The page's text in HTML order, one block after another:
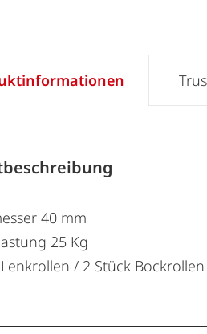
40 mm
25 Kg
/ 2 Stück Bockrollen